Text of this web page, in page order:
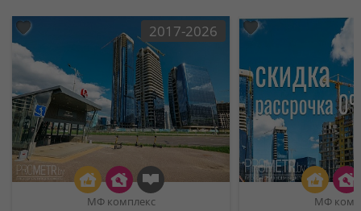
2017-2026
МФ комплекс МФ